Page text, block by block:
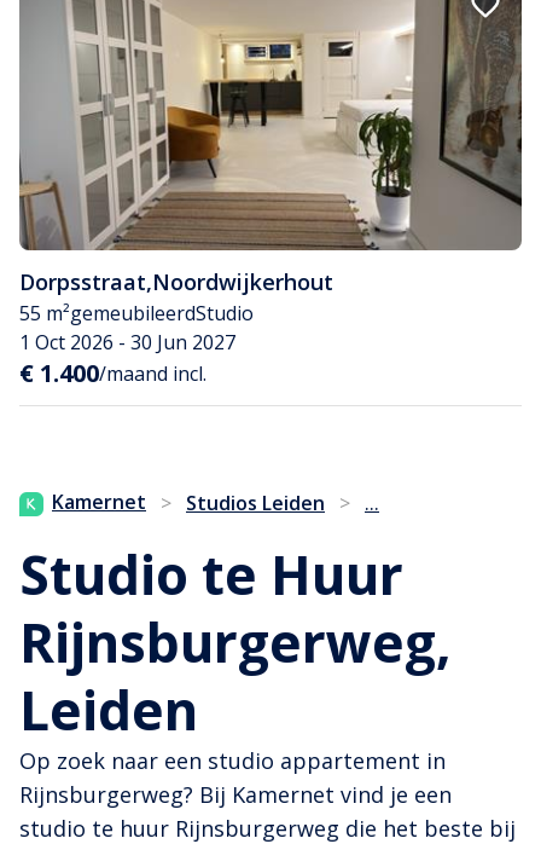
Dorpsstraat,Noordwijkerhout
55 m²gemeubileerdStudio
1 Oct 2026 - 30 Jun 2027
€ 1.400/maand incl.
Kamernet > Studios Leiden > ...
Studio te Huur
Rijnsburgerweg,
Leiden
Op zoek naar een studio appartement in
Rijnsburgerweg? Bij Kamernet vind je een
studio te huur Rijnsburgerweg die het beste bij